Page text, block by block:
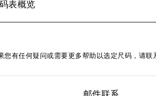
表概览
您有任何疑问或需要更多帮助以选定尺码，请联